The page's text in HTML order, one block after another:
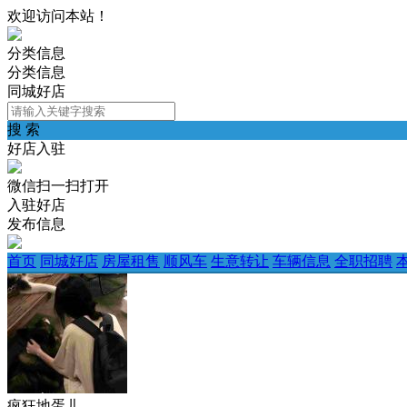
欢迎访问本站！
分类信息
分类信息
同城好店
搜 索
好店入驻
微信扫一扫打开
入驻好店
发布信息
首页 同城好店 房屋租售 顺风车 生意转让 车辆信息 全职招聘